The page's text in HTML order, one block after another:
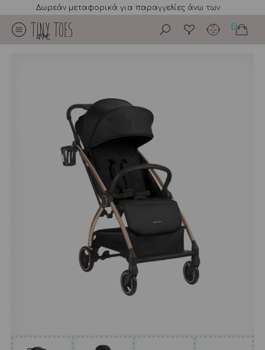
Δωρεάν μεταφορικά για παραγγελίες άνω των
49€
0